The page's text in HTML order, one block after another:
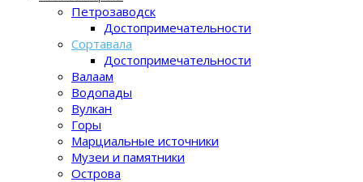
Петрозаводск
Достопримечательности
Сортавала
Достопримечательности
Валаам
Водопады
Вулкан
Горы
Марциальные источники
Музеи и памятники
Острова